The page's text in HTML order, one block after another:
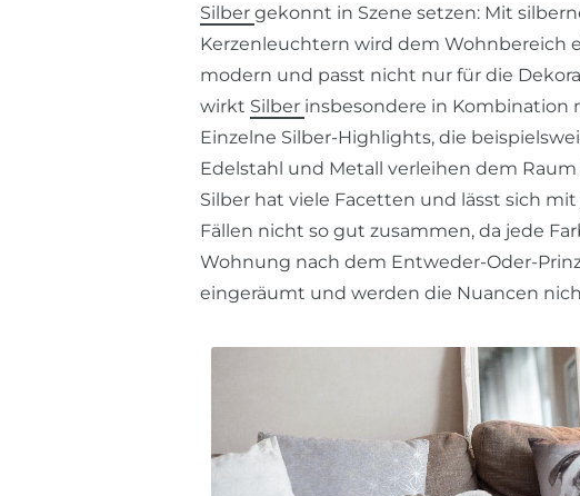
Silber gekonnt in Szene setzen: Mit
Kerzenleuchtern wird dem Wohnbereich
modern und passt nicht nur für die
wirkt Silber insbesondere in Kombination
Einzelne Silber-Highlights, die
Edelstahl und Metall verleihen dem
Silber hat viele Facetten und lässt sich
Fällen nicht so gut zusammen, da jede
Wohnung nach dem Entweder-Oder-
eingeräumt und werden die Nuancen